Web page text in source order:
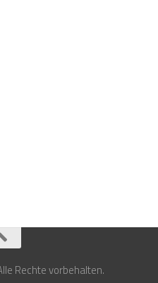
Rechte vorbehalten.